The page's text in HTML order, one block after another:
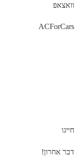
וואצאפ
ACForCars
חייגו
דבר אחרון!